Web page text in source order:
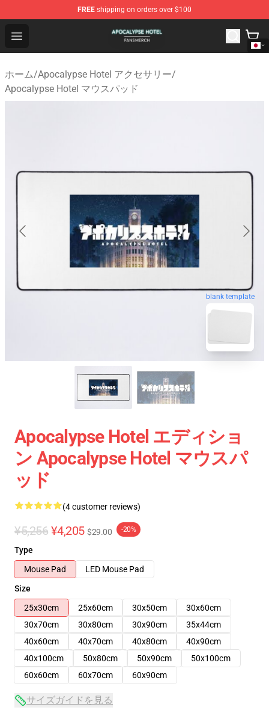
FREE shipping on orders over $100
Open menu
Apocalypse Hotel Shop - Official Apocalypse Hotel
ホーム/Apocalypse Hotel アクセサリー/
Apocalypse Hotel マウスパッド
blank template
Apocalypse Hotel エディショ
ン Apocalypse Hotel マウスパ
ッド
(4 customer reviews)
¥5,256 ¥4,205 $29.00 -20%
Type
Mouse Pad
LED Mouse Pad
Size
25x30cm
25x60cm 30x50cm
30x60cm
30x70cm
30x80cm 30x90cm
35x44cm
40x60cm
40x70cm 40x80cm
40x90cm
40x100cm
50x80cm 50x90cm
50x100cm
60x60cm
60x70cm 60x90cm
サイズガイドを見る